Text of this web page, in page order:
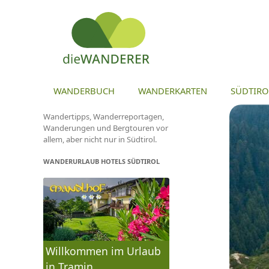
WANDERBUCH WANDERKARTEN
Wandertipps, Wanderreportagen,
Wanderungen und Bergtouren vor
allem, aber nicht nur in Südtirol.
WANDERURLAUB HOTELS SÜDTIROL
Willkommen im Urlaub